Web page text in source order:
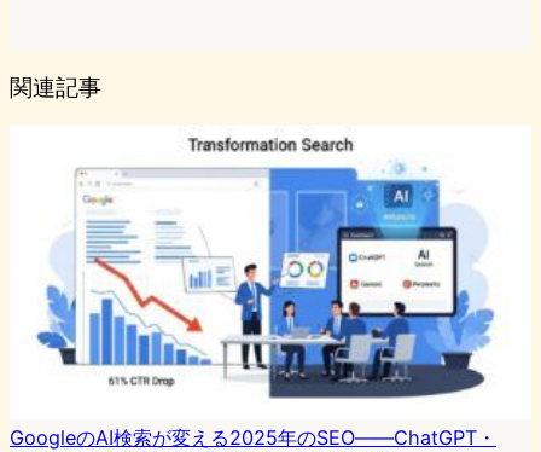
関連記事
GoogleのAI検索が変える2025年のSEO――ChatGPT・